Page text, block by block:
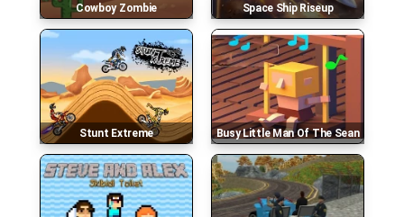
Cowboy Zombie Space Ship Riseup
Stunt Extreme Busy Little Man Of The Sean